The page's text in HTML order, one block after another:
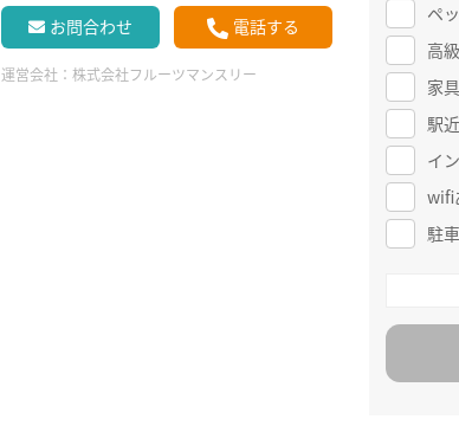
お問合わせ 電話する
運営会社： 株式会社フルーツマンスリー
ペ
高
家
駅近
イ
wifi
駐